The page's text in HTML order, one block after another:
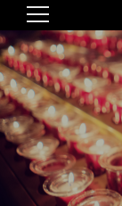
Search
for: